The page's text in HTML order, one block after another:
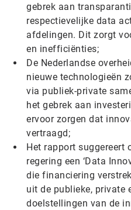
gebrek aan
respectievelijke data
afdelingen. Dit zorgt
en inefficiënties;
De Nederlandse
nieuwe technologieën
via publiek-private
het gebrek aan
ervoor zorgen dat
vertraagd;
Het rapport suggereert
regering een ‘Data
die financiering
uit de publieke, private
doelstellingen van de